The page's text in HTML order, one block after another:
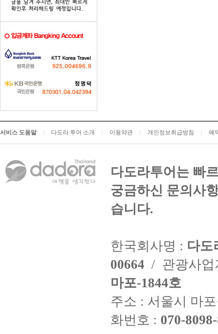
서비스 도움말 다도라 투어 소개 이용약관 개인정보취급방침 예
다도라투어는 빠
궁금하신 문의사
습니다.
한국회사명 : 다도
00664 / 관광사
마포-1844호
주소 : 서울시 마
화번호 : 070-